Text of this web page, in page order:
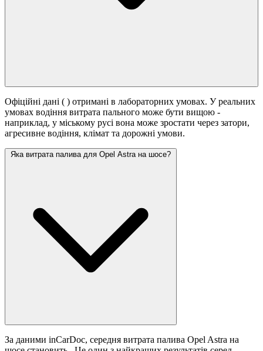
Офіційні дані ( ) отримані в лабораторних умовах. У реальних
умовах водіння витрата пального може бути вищою -
наприклад, у міському русі вона може зростати через затори,
агресивне водіння, клімат та дорожні умови.
Яка витрата палива для Opel Astra на шосе?
За даними inCarDoc, середня витрата палива Opel Astra на